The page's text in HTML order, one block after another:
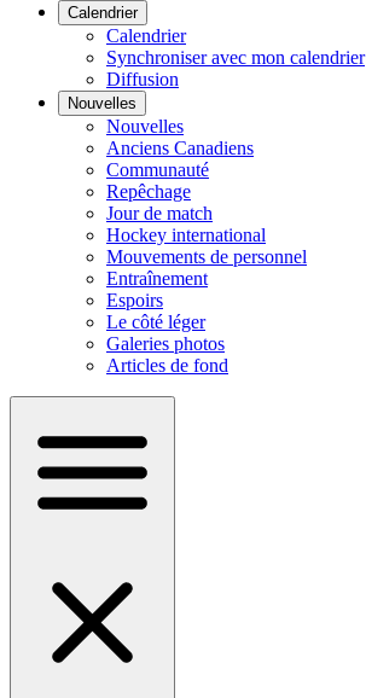
Calendrier
Calendrier
Synchroniser avec mon calendrier
Diffusion
Nouvelles
Nouvelles
Anciens Canadiens
Communauté
Repêchage
Jour de match
Hockey international
Mouvements de personnel
Entraînement
Espoirs
Le côté léger
Galeries photos
Articles de fond